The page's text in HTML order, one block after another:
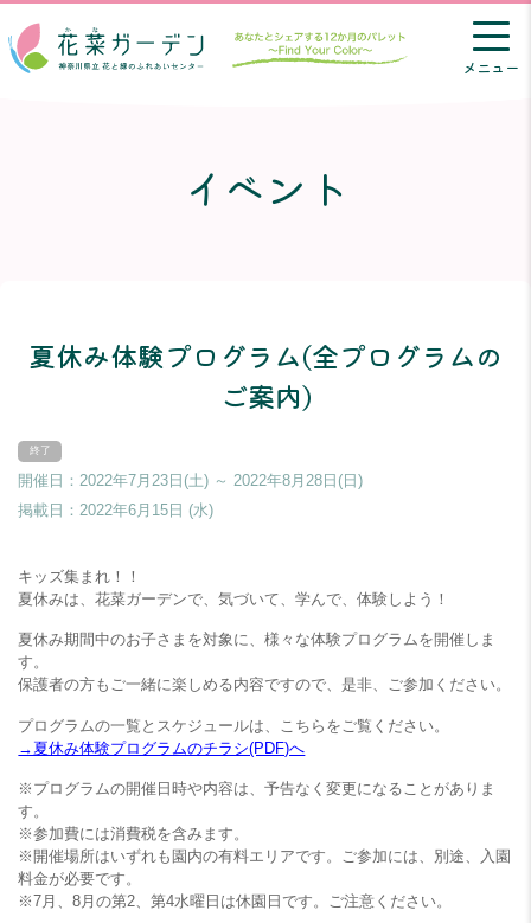
メニュー
イベント
夏休み体験プログラム(全プログラムの
ご案内)
開催日：2022年7月23日(土) ～ 2022年8月28日(日)
掲載日： 2022年6月15日 (水)
キッズ集まれ！！
夏休みは、花菜ガーデンで、気づいて、学んで、体験しよう！
夏休み期間中のお子さまを対象に、様々な体験プログラムを開催しま
す。
保護者の方もご一緒に楽しめる内容ですので、是非、ご参加ください。
プログラムの一覧とスケジュールは、こちらをご覧ください。
→夏休み体験プログラムのチラシ(PDF)へ
※プログラムの開催日時や内容は、予告なく変更になることがありま
す。
※参加費には消費税を含みます。
※開催場所はいずれも園内の有料エリアです。ご参加には、別途、入園
料金が必要です。
※7月、8月の第2、第4水曜日は休園日です。ご注意ください。